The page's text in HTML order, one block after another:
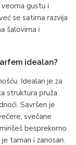
gustu i
se satima razvija
šalovima i
idealan?
Idealan je za
struktura pruža
Savršen je
svečane
besprekorno
taman i zanosan.